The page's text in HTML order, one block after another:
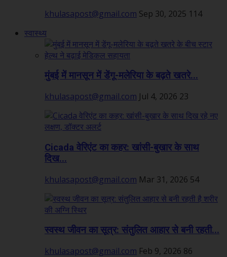
khulasapost@gmail.com Sep 30, 2025 114
स्वास्थ्य
मुंबई में मानसून में डेंगू-मलेरिया के बढ़ते खतरे...
khulasapost@gmail.com Jul 4, 2026 23
Cicada वेरिएंट का कहर: खांसी-बुखार के साथ
दिख...
khulasapost@gmail.com Mar 31, 2026 54
स्वस्थ जीवन का सूत्र: संतुलित आहार से बनी रहती...
khulasapost@gmail.com Feb 9, 2026 86